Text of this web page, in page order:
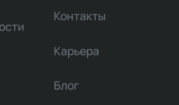
Контакты
Карьера
Блог